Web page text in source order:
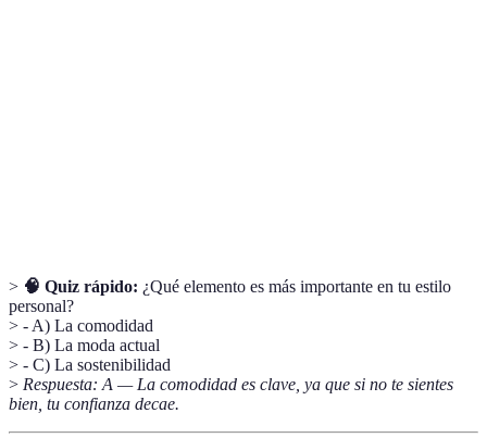
> 🧠 Quiz rápido: ¿Qué elemento es más importante en tu estilo
personal?
> - A) La comodidad
> - B) La moda actual
> - C) La sostenibilidad
> Respuesta: A — La comodidad es clave, ya que si no te sientes
bien, tu confianza decae.